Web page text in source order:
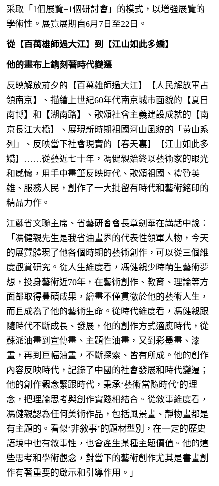
采取「1個展覽+1個研討會」的模式，以增強展覽的
學術性。展覽展期自6月7日至22日。
從【百萬雄師過大江】到【江山如此多嬌】
他的畫布上鐫刻著時代變遷
反映解放前夕的【百萬雄師過大江】【人民解放軍占
領南京】、描繪上世紀60年代南京城市面貌的【夏日
南博】和【湖南路】、歌頌社會主義建設成就的【南
京長江大橋】、展現新時期祖國河山風貌的「黃山系
列」、反映當下社會現實的【春天裏】【江山如此多
嬌】……從藝近七十年，馮健親始終以藝術家的眼光
和感懷，用手中畫筆反映時代、歌頌祖國、禮贊英
雄、服務人民，創作了一大批留有時代和藝術銘印的
精品力作。
江蘇省文聯主席、省藝研會會長章劍華在講話中說：
「馮健親先生是我省油畫界的代表性領軍人物，今天
的展覽體現了他各個時期的藝術創作，可以從三個維
度觀賞研究。從人生維度看，馮健親少時萌生藝術夢
想，投身藝術近70年，在藝術創作、教育、理論等方
面都取得豐碩成果，繪畫不僅貫徹於他的藝術人生，
而且成為了他的藝術生命。從時代維度看，馮健親跟
隨時代不斷成長、發展，他的創作方式適應時代，從
蘇派油畫到宣傳畫、主題性油畫，又到彩墨畫、漆
畫，再到巨幅油畫，不斷探索、皆有所成。他的創作
內容反映時代，記錄了中國的社會發展和時代變遷；
他的創作觀念緊跟時代，秉承‘藝術當隨時代’的理
念，把理論思考與創作實踐相結合。從敘事維度看，
馮健親認為任何美術作品，包括風景畫、靜物畫都是
有主題的。看似‘非敘事’的題材型別，在一定的歷史
語境中也有敘事性，也會產生某種主題價值。他的這
些思考和學術觀念，對當下的藝術創作尤其是書畫創
作有著重要的啟示和引導作用。」